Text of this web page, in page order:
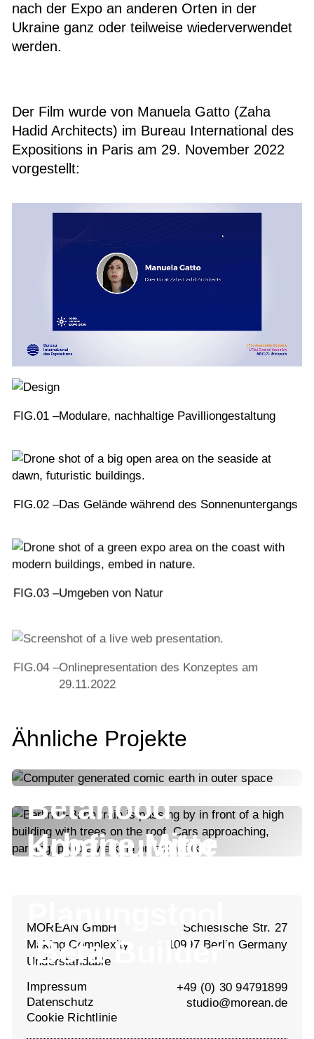
nach der Expo an anderen Orten in der
Ukraine ganz oder teilweise wiederverwendet
werden.
Der Film wurde von Manuela Gatto (Zaha
Hadid Architects) im Bureau International des
Expositions in Paris am 29. November 2022
vorgestellt:
FIG.01 –Modulare, nachhaltige Pavilliongestaltung
FIG.02 –Das Gelände während des Sonnenuntergangs
FIG.03 –Umgeben von Natur
FIG.04 –Onlinepresentation des Konzeptes am
29.11.2022
Ähnliche Projekte
Betahood
Konfigurator
Urbane Mitte
Planungstool
‚Beta Builder‘
MOREAN GmbH
Making Complexity
Understandable
Schlesische Str. 27
10997 Berlin Germany
+49 (0) 30 94791899
studio@morean.de
Impressum
Datenschutz
Cookie Richtlinie